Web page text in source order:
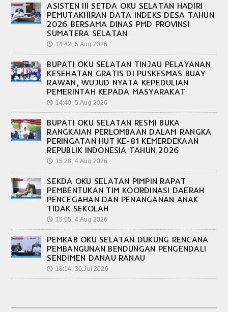
ASISTEN III SETDA OKU SELATAN HADIRI
PEMUTAKHIRAN DATA INDEKS DESA TAHUN
2026 BERSAMA DINAS PMD PROVINSI
SUMATERA SELATAN
🕔 14:42, 5.Aug 2026
BUPATI OKU SELATAN TINJAU PELAYANAN
KESEHATAN GRATIS DI PUSKESMAS BUAY
RAWAN, WUJUD NYATA KEPEDULIAN
PEMERINTAH KEPADA MASYARAKAT
🕔 14:40, 5.Aug 2026
BUPATI OKU SELATAN RESMI BUKA
RANGKAIAN PERLOMBAAN DALAM RANGKA
PERINGATAN HUT KE-81 KEMERDEKAAN
REPUBLIK INDONESIA TAHUN 2026
🕔 15:28, 4.Aug 2026
SEKDA OKU SELATAN PIMPIN RAPAT
PEMBENTUKAN TIM KOORDINASI DAERAH
PENCEGAHAN DAN PENANGANAN ANAK
TIDAK SEKOLAH
🕔 15:05, 4.Aug 2026
PEMKAB OKU SELATAN DUKUNG RENCANA
PEMBANGUNAN BENDUNGAN PENGENDALI
SENDIMEN DANAU RANAU
🕔 18:14, 30.Jul 2026